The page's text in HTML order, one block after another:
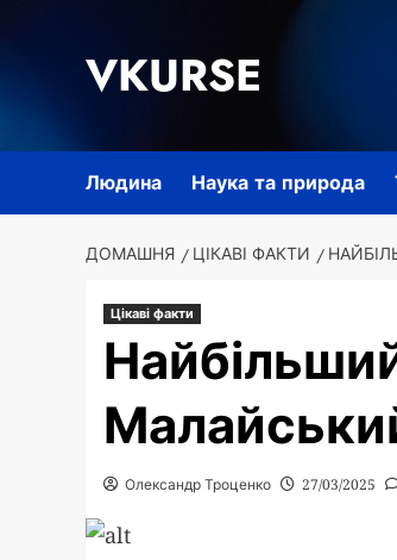
VKURSE
Людина Наука та природа
ДОМАШНЯ ЦІКАВІ ФАКТИ
Цікаві факти
Олександр Троценко 27/03/2025